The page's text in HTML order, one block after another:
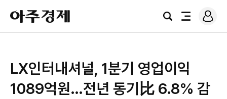
아
주
경
검
전
로
그
LX인터내셔널, 1분기 영업이익
1089억원…전년 동기比 6.8% 감